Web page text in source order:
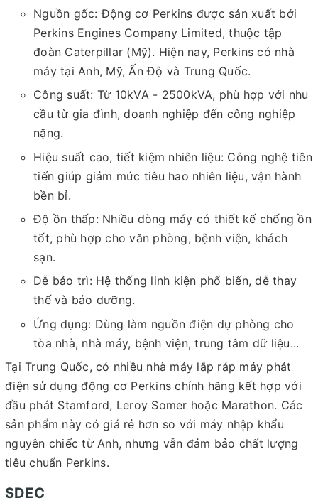
Nguồn gốc: Động cơ Perkins được sản xuất bởi
Perkins Engines Company Limited, thuộc tập
đoàn Caterpillar (Mỹ). Hiện nay, Perkins có nhà
máy tại Anh, Mỹ, Ấn Độ và Trung Quốc.
Công suất: Từ 10kVA - 2500kVA, phù hợp với nhu
cầu từ gia đình, doanh nghiệp đến công nghiệp
nặng.
Hiệu suất cao, tiết kiệm nhiên liệu: Công nghệ tiên
tiến giúp giảm mức tiêu hao nhiên liệu, vận hành
bền bỉ.
Độ ồn thấp: Nhiều dòng máy có thiết kế chống ồn
tốt, phù hợp cho văn phòng, bệnh viện, khách
sạn.
Dễ bảo trì: Hệ thống linh kiện phổ biến, dễ thay
thế và bảo dưỡng.
Ứng dụng: Dùng làm nguồn điện dự phòng cho
tòa nhà, nhà máy, bệnh viện, trung tâm dữ liệu...
Tại Trung Quốc, có nhiều nhà máy lắp ráp máy phát
điện sử dụng động cơ Perkins chính hãng kết hợp với
đầu phát Stamford, Leroy Somer hoặc Marathon. Các
sản phẩm này có giá rẻ hơn so với máy nhập khẩu
nguyên chiếc từ Anh, nhưng vẫn đảm bảo chất lượng
tiêu chuẩn Perkins.
SDEC